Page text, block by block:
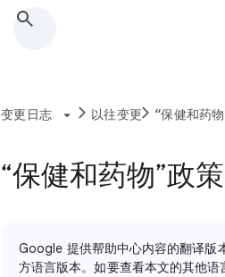
变更日志 以往变更 “保健和药
“保健和药物”政
Google 提供帮助中心内容的翻译版
方语言版本。如要查看本文的其他语